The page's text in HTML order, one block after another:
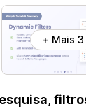
+ Mais 3